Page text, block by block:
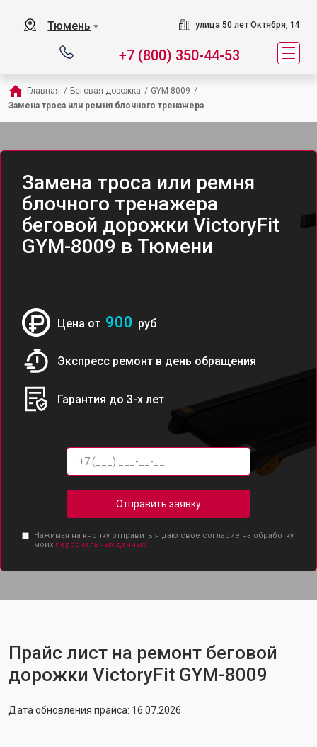
Тюмень ▼ улица 50 лет Октября, 14
+7 (800) 350-44-53
Главная / Беговая дорожка / GYM-8009 /
Замена троса или ремня блочного тренажера
Замена троса или ремня
блочного тренажера
беговой дорожки VictoryFit
GYM-8009 в Тюмени
Цена от 900 руб
Экспресс ремонт в день обращения
Гарантия до 3-х лет
Отправить заявку
Нажимая на кнопку отправить я даю свое согласие на обработку
моих персональных данных.
Прайс лист на ремонт беговой
дорожки VictoryFit GYM-8009
Дата обновления прайса: 16.07.2026